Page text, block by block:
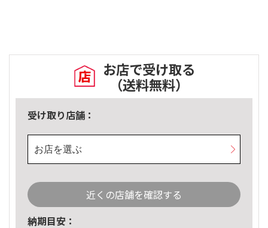
お店で受け取る
（送料無料）
受け取り店舗：
お店を選ぶ
近くの店舗を確認する
納期目安：